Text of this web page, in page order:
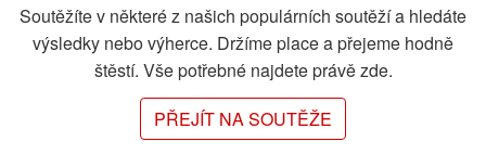
Soutěžíte v některé z našich populárních soutěží a hledáte
výsledky nebo výherce. Držíme place a přejeme hodně
štěstí. Vše potřebné najdete právě zde.
PŘEJÍT NA SOUTĚŽE